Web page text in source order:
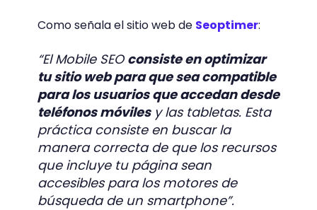
Como señala el sitio web de Seoptimer:
“El Mobile SEOconsiste en optimizar
tu sitio web para que sea compatible
para los usuarios que accedan desde
teléfonos móvilesy las tabletas. Esta
práctica consiste en buscar la
manera correcta de que los recursos
que incluye tu página sean
accesibles para los motores de
búsqueda de un smartphone”.